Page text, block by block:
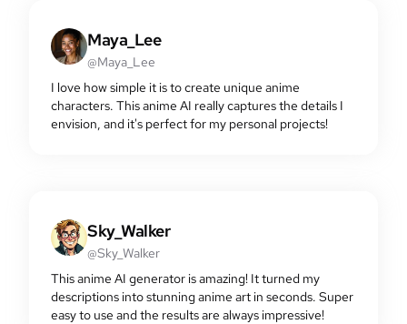
Maya_Lee
@Maya_Lee
I love how simple it is to create unique anime
characters. This anime AI really captures the details I
envision, and it's perfect for my personal projects!
Sky_Walker
@Sky_Walker
This anime AI generator is amazing! It turned my
descriptions into stunning anime art in seconds. Super
easy to use and the results are always impressive!